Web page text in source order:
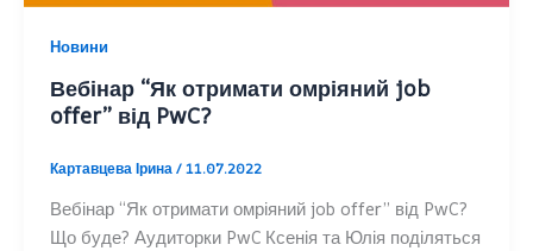
Новини
Вебінар “Як отримати омріяний job
offer” від PwC?
Картавцева Ірина/11.07.2022
Вебінар “Як отримати омріяний job offer” від PwC?
Що буде? Аудиторки PwC Ксенія та Юлія поділяться